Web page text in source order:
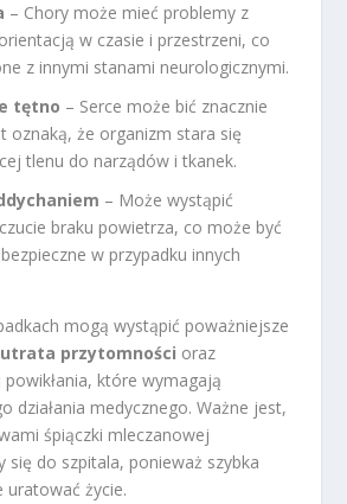
– Chory może mieć problemy z
w czasie i przestrzeni, co
z innymi stanami neurologicznymi.
tętno – Serce może bić znacznie
oznaką, że organizm stara się
tlenu do narządów i tkanek.
– Może wystąpić
braku powietrza, co może być
w przypadku innych
mogą wystąpić poważniejsze
utrata przytomności oraz
powikłania, które wymagają
działania medycznego. Ważne jest,
śpiączki mleczanowej
się do szpitala, ponieważ szybka
uratować życie.